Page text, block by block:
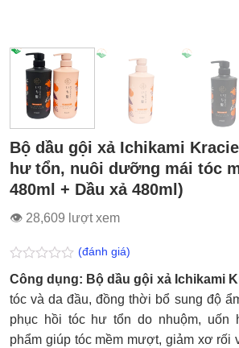
Bộ dầu gội xả Ichikami
hư tổn, nuôi dưỡng mái tóc
480ml + Dầu xả 480ml)
👁 28,609 lượt xem
Được
xếp
hạng
0.0
5
sao
(đánh giá)
Công dụng: Bộ dầu gội xả Ichikami
tóc và da đầu, đồng thời bổ sung độ
phục hồi tóc hư tổn do nhuộm, uốn
phẩm giúp tóc mềm mượt, giảm xơ rối